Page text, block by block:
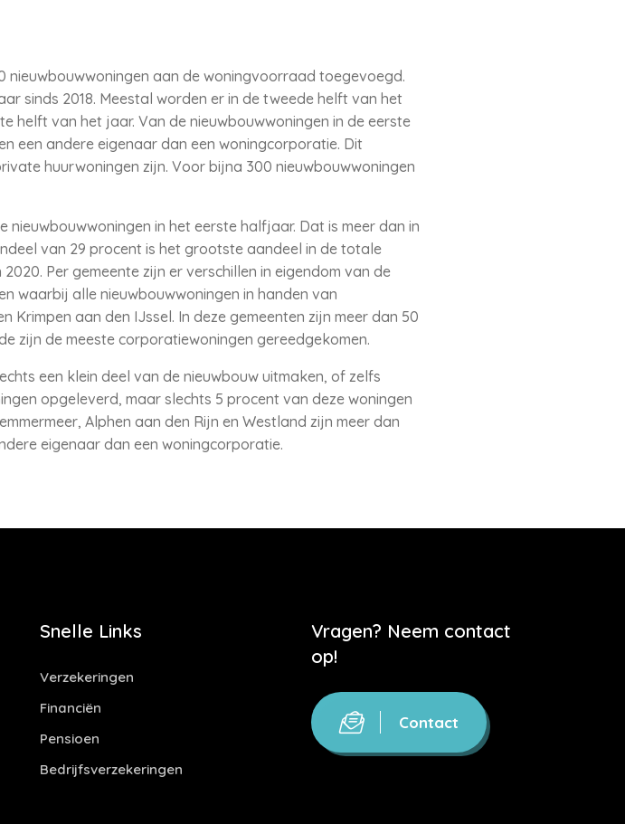
aan de woningvoorraad toegevoegd.
sinds 2018. Meestal worden er in de tweede helft van het
helft van het jaar. Van de nieuwbouwwoningen in de eerste
een andere eigenaar dan een woningcorporatie. Dit
huurwoningen zijn. Voor bijna 300 nieuwbouwwoningen
in het eerste halfjaar. Dat is meer dan in
van 29 procent is het grootste aandeel in de totale
Per gemeente zijn er verschillen in eigendom van de
waarbij alle nieuwbouwwoningen in handen van
aan den IJssel. In deze gemeenten zijn meer dan 50
zijn de meeste corporatiewoningen gereedgekomen.
een klein deel van de nieuwbouw uitmaken, of zelfs
opgeleverd, maar slechts 5 procent van deze woningen
Alphen aan den Rijn en Westland zijn meer dan
eigenaar dan een woningcorporatie.
Snelle Links
Verzekeringen
Financiën
Pensioen
Bedrijfsverzekeringen
Vragen? Neem contact
op!
Contact